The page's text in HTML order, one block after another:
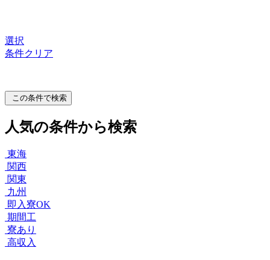
選択
条件クリア
この条件で検索
人気の条件から検索
東海
関西
関東
九州
即入寮OK
期間工
寮あり
高収入